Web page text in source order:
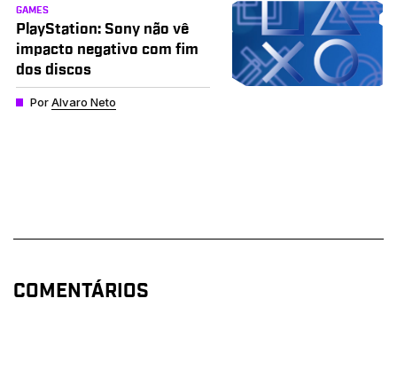
GAMES
PlayStation: Sony não vê
impacto negativo com fim
dos discos
PorAlvaro Neto
COMENTÁRIOS